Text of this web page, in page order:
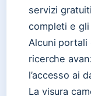
servizi
completi e
Alcuni portali
ricerche
l’accesso ai
La visura